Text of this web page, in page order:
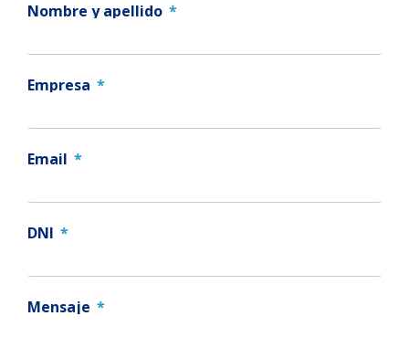
Nombre y apellido
Empresa
Email
DNI
Mensaje